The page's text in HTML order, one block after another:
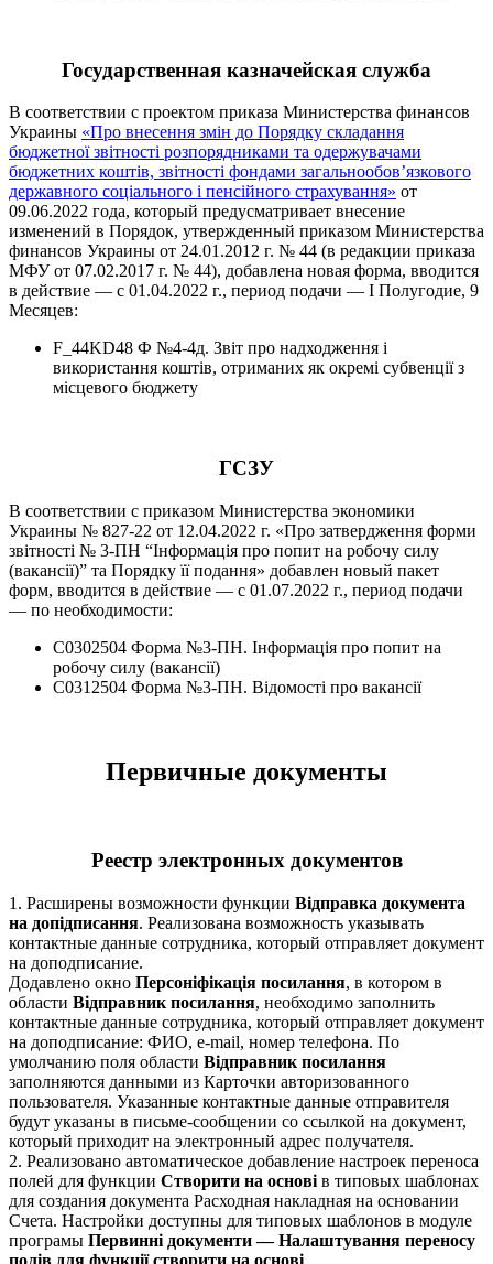
Государственная казначейская служба
В соответствии с проектом приказа Министерства финансов
Украины «Про внесення змін до Порядку складання
бюджетної звітності розпорядниками та одержувачами
бюджетних коштів, звітності фондами загальнообов’язкового
державного соціального і пенсійного страхування» от
09.06.2022 года, который предусматривает внесение
изменений в Порядок, утвержденный приказом Министерства
финансов Украины от 24.01.2012 г. № 44 (в редакции приказа
МФУ от 07.02.2017 г. № 44), добавлена новая форма, вводится
в действие — с 01.04.2022 г., период подачи — І Полугодие, 9
Месяцев:
F_44KD48 Ф №4-4д. Звіт про надходження і
використання коштів, отриманих як окремі субвенції з
місцевого бюджету
ГСЗУ
В соответствии с приказом Министерства экономики
Украины № 827-22 от 12.04.2022 г. «Про затвердження форми
звітності № 3-ПН “Інформація про попит на робочу силу
(вакансії)” та Порядку її подання» добавлен новый пакет
форм, вводится в действие — с 01.07.2022 г., период подачи
— по необходимости:
C0302504 Форма №3-ПН. Інформація про попит на
робочу силу (вакансії)
C0312504 Форма №3-ПН. Відомості про вакансії
Первичные документы
Реестр электронных документов
1. Расширены возможности функции Відправка документа
на допідписання. Реализована возможность указывать
контактные данные сотрудника, который отправляет документ
на доподписание.
Додавлено окно Персоніфікація посилання, в котором в
области Відправник посилання, необходимо заполнить
контактные данные сотрудника, который отправляет документ
на доподписание: ФИО, е-mail, номер телефона. По
умолчанию поля области Відправник посилання
заполняются данными из Карточки авторизованного
пользователя. Указанные контактные данные отправителя
будут указаны в письме-сообщении со ссылкой на документ,
который приходит на электронный адрес получателя.
2. Реализовано автоматическое добавление настроек переноса
полей для функции Створити на основі в типовых шаблонах
для создания документа Расходная накладная на основании
Счета. Настройки доступны для типовых шаблонов в модуле
програмы Первинні документи — Налаштування переносу